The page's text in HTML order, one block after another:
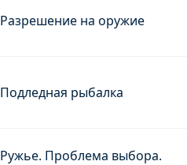
Разрешение на оружие
Подледная рыбалка
Ружье. Проблема выбора.